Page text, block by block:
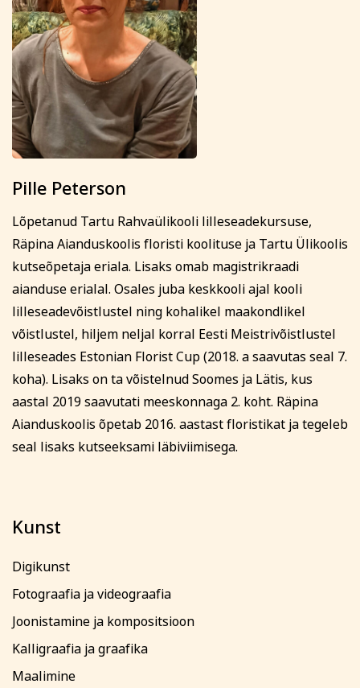
Pille Peterson
Lõpetanud Tartu Rahvaülikooli lilleseadekursuse,
Räpina Aianduskoolis floristi koolituse ja Tartu Ülikoolis
kutseõpetaja eriala. Lisaks omab magistrikraadi
aianduse erialal. Osales juba keskkooli ajal kooli
lilleseadevõistlustel ning kohalikel maakondlikel
võistlustel, hiljem neljal korral Eesti Meistrivõistlustel
lilleseades Estonian Florist Cup (2018. a saavutas seal 7.
koha). Lisaks on ta võistelnud Soomes ja Lätis, kus
aastal 2019 saavutati meeskonnaga 2. koht. Räpina
Aianduskoolis õpetab 2016. aastast floristikat ja tegeleb
seal lisaks kutseeksami läbiviimisega.
Kunst
Digikunst
Fotograafia ja videograafia
Joonistamine ja kompositsioon
Kalligraafia ja graafika
Maalimine